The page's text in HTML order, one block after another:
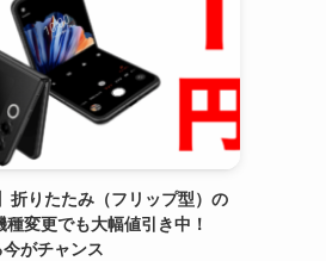
折りたたみ（フリップ型）の
変更でも大幅値引き中！
がチャンス